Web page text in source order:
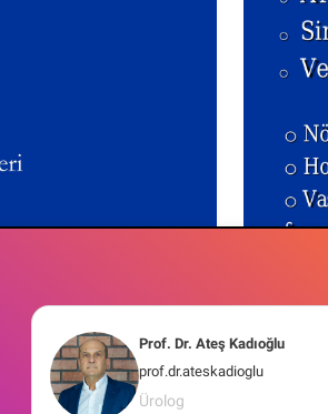
Prof. Dr. Ateş Kadıoğlu
prof.dr.ateskadioglu
Ürolog